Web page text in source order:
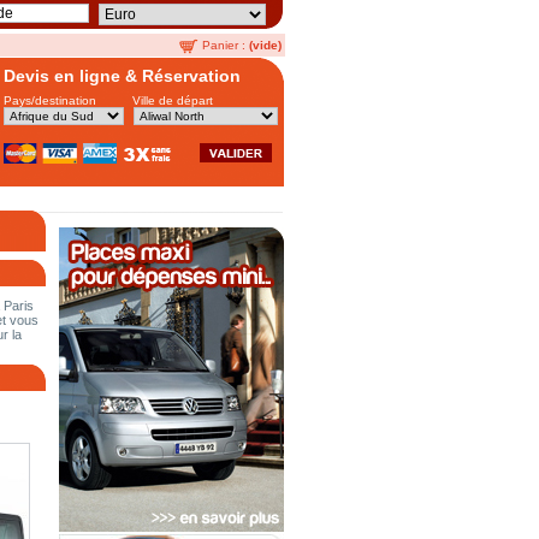
Panier : (vide)
Devis en ligne & Réservation
Pays/destination Ville de départ
Paris
vous
la